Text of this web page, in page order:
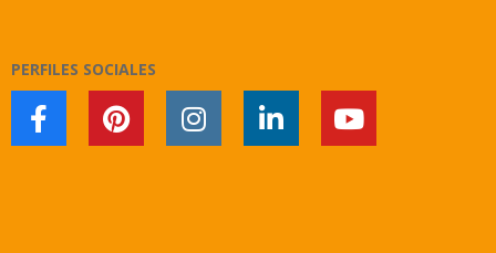
PERFILES SOCIALES